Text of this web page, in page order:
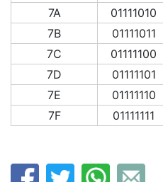
7A
01111010
7B
01111011
7C
01111100
7D
01111101
7E
01111110
7F
01111111